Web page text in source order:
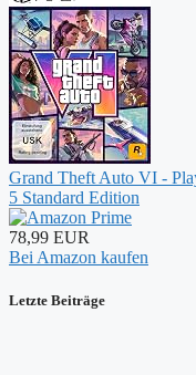
Grand Theft Auto VI -
5 Standard Edition
78,99 EUR
Bei Amazon kaufen
Letzte Beiträge